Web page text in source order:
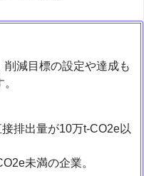
減目標の設定や達成も
排出量が10万t-CO2e以
未満の企業。